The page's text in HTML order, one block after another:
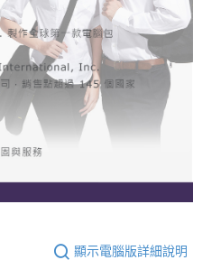
顯示電腦版詳細說明